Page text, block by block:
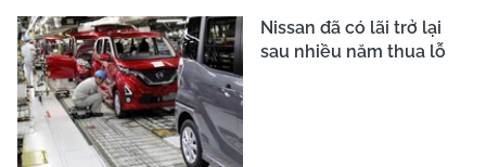
Nissan đã có lãi trở lại
sau nhiều năm thua lỗ